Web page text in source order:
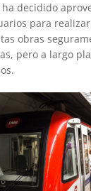
ha decidido
para
obras
pero a largo